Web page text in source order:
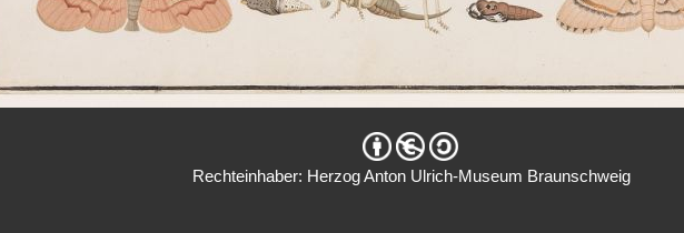
Rechteinhaber: Herzog Anton Ulrich-Museum Braunschweig